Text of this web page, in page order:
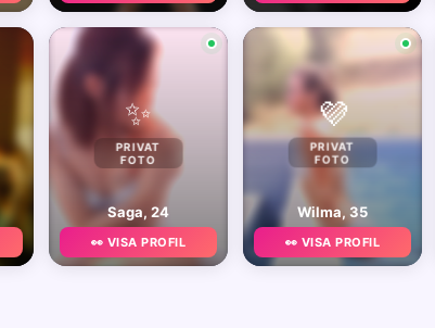
✨
PRIVAT
FOTO
Saga, 24
👀 VISA PROFIL
💜
PRIVAT
FOTO
Wilma, 35
👀 VISA PROFIL